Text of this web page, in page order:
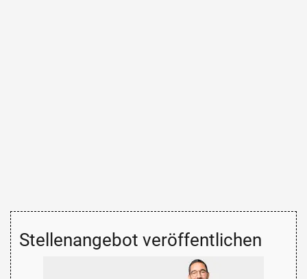
Stellenangebot veröffentlichen